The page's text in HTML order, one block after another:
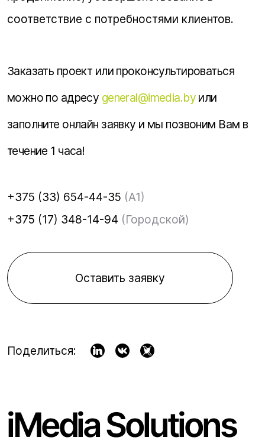
соответствие с потребностями клиентов.
Заказать проект или проконсультироваться
можно по адресу general@imedia.by или
заполните онлайн заявку и мы позвоним Вам в
течение 1 часа!
+375 (33) 654-44-35 (A1)
+375 (17) 348-14-94 (Городской)
Оставить заявку
Поделиться:
iMedia Solutions